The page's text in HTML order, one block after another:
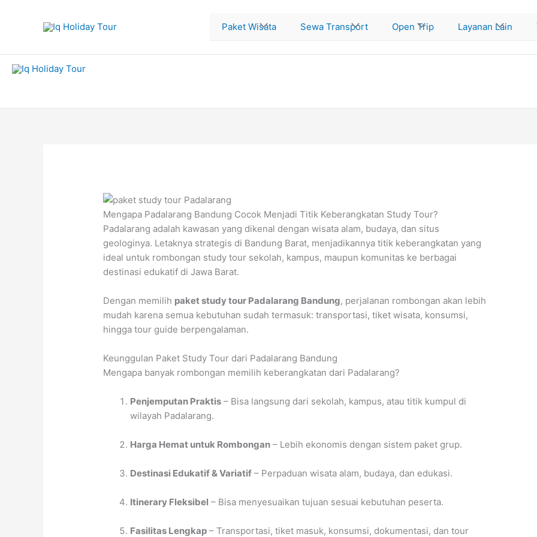
Paket Wisata Sewa Transport Open Trip Layanan Lain
Mengapa Padalarang Bandung Cocok Menjadi Titik Keberangkatan Study Tour?
Padalarang adalah kawasan yang dikenal dengan wisata alam, budaya, dan situs
geologinya. Letaknya strategis di Bandung Barat, menjadikannya titik keberangkatan yang
ideal untuk rombongan study tour sekolah, kampus, maupun komunitas ke berbagai
destinasi edukatif di Jawa Barat.
Dengan memilih paket study tour Padalarang Bandung, perjalanan rombongan akan lebih
mudah karena semua kebutuhan sudah termasuk: transportasi, tiket wisata, konsumsi,
hingga tour guide berpengalaman.
Keunggulan Paket Study Tour dari Padalarang Bandung
Mengapa banyak rombongan memilih keberangkatan dari Padalarang?
Penjemputan Praktis – Bisa langsung dari sekolah, kampus, atau titik kumpul di
wilayah Padalarang.
Harga Hemat untuk Rombongan – Lebih ekonomis dengan sistem paket grup.
Destinasi Edukatif & Variatif – Perpaduan wisata alam, budaya, dan edukasi.
Itinerary Fleksibel – Bisa menyesuaikan tujuan sesuai kebutuhan peserta.
Fasilitas Lengkap – Transportasi, tiket masuk, konsumsi, dokumentasi, dan tour